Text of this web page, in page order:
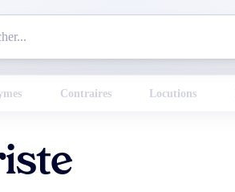
Contraires Locutions